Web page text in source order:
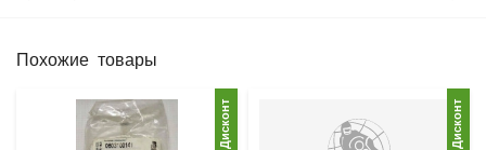
Похожие товары
Дисконт Дисконт